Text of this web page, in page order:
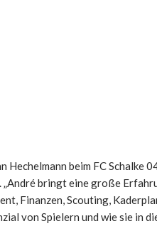
Hechelmann beim FC Schalke
bringt eine große
Finanzen, Scouting,
von Spielern und wie sie in